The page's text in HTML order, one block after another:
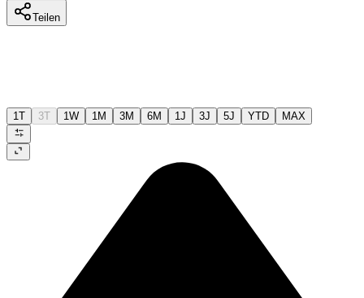
Teilen
1T 3T 1W 1M 3M 6M 1J 3J 5J YTD MAX